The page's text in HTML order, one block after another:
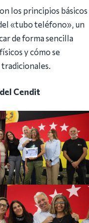
los principios básicos
«tubo teléfono», un
de forma sencilla
y cómo se
Cendit